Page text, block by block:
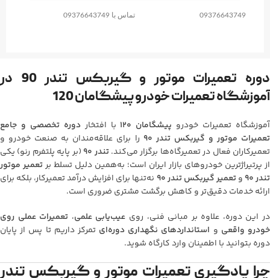
09376643749 تماس با 09376643749
دوره تعمیرات موتور و گیربکس تندر 90 در
آموزشگاه تعمیرات خودرو پیشگامان 120
آموزشگاه تعمیرات خودرو پیشگامان 120 با افتخاردوره تخصصی و جامع
تعمیرات موتور و گیربکس تندر 90
را برای علاقه‌مندان به صنعت خودرو و
تعمیرکاران فعال در تعمیرگاه‌ها برگزار می‌کند.تندر 90
(بر پایه پلتفرم رنو) یکی
از پرتیراژترین خودروهای بازار ایران است؛ به‌همین دلیل تسلط برتعمیر موتور
تندر 90
وتعمیر گیربکس تندر 90
نه‌تنها برای افزایش درآمد تعمیرکار، بلکه برای
ارائه خدمات دقیق‌تر و کاهش برگشت مشتری ضروری است.
در این دوره، علاوه بر مبانی فنی، روی عیب‌یابی علمی، تعمیرات عملی روی
خودرو واقعی و استانداردهای نگهداری دوره‌ای تمرکز داریم تا پس از پایان
دوره بتوانید با اطمینان وارد کارگاه شوید.
چرا یادگیری تعمیرات موتور و گیربکس تندر